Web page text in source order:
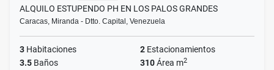
ALQUILO ESTUPENDO PH EN LOS PALOS GRANDES
Caracas, Miranda - Dtto. Capital, Venezuela
3 Habitaciones 2 Estacionamientos
3.5 Baños 310Área m2